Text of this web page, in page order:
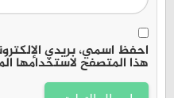
احفظ اسمي، بريدي
هذا المتصفح لاستخدامها